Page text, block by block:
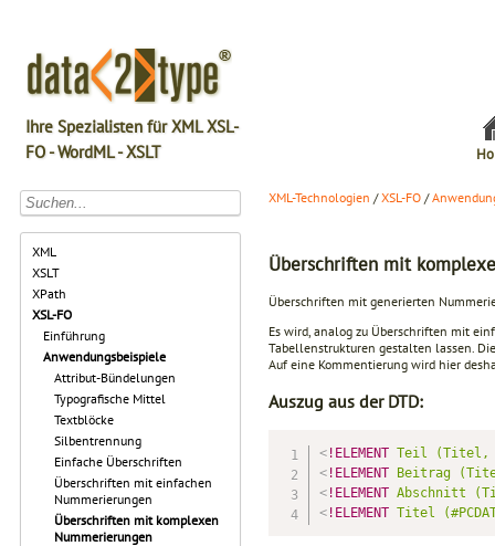
Ihre Spezialisten für XML XSL-
FO - WordML - XSLT
XML
XSLT
XPath
XSL-FO
Einführung
Anwendungsbeispiele
Attribut-Bündelungen
Typografische Mittel
Textblöcke
Silbentrennung
Einfache Überschriften
Überschriften mit einfachen
Nummerierungen
Überschriften mit komplexen
Nummerierungen
XML-Technologien /XSL-FO /
Überschriften mit
Überschriften mit generierten
Es wird, analog zu Überschriften mit
Tabellenstrukturen gestalten lassen.
Auf eine Kommentierung wird hier
Auszug aus der DTD:
<!ELEMENT Teil
(Titel,
<!ELEMENT Beitrag
<!ELEMENT Abschnitt
<!ELEMENT Titel